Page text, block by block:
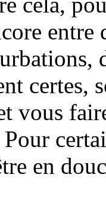
entre
certes,
vous
en